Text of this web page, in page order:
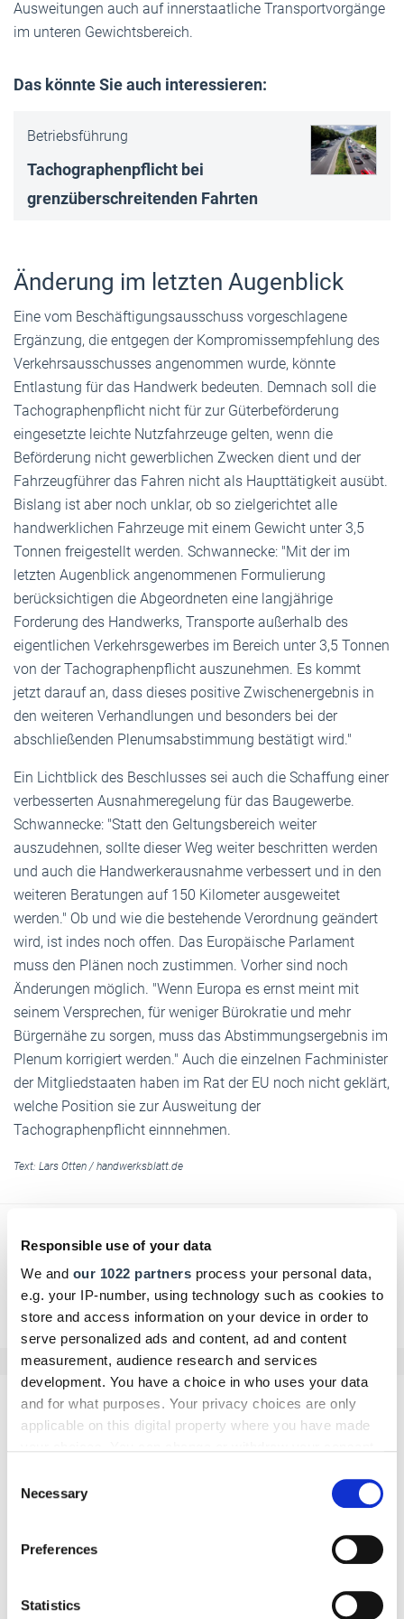
Responsible use of your data
We and our 1022 partners process your personal data,
e.g. your IP-number, using technology such as cookies to
store and access information on your device in order to
serve personalized ads and content, ad and content
measurement, audience research and services
development. You have a choice in who uses your data
and for what purposes. Your privacy choices are only
applicable on this digital property where you have made
the Privacy trigger icon.
Collect information about your geographical location
Identify your device by actively scanning it for
Selection
Necessary
Preferences
Statistics
Ausweitungen auch auf innerstaatliche Transportvorgänge
im unteren Gewichtsbereich.
Das könnte Sie auch interessieren:
Betriebsführung
Tachographenpflicht bei
grenzüberschreitenden Fahrten
Änderung im letzten Augenblick
Eine vom Beschäftigungsausschuss vorgeschlagene
Ergänzung, die entgegen der Kompromissempfehlung des
Verkehrsausschusses angenommen wurde, könnte
Entlastung für das Handwerk bedeuten. Demnach soll die
Tachographenpflicht nicht für zur Güterbeförderung
eingesetzte leichte Nutzfahrzeuge gelten, wenn die
Beförderung nicht gewerblichen Zwecken dient und der
Fahrzeugführer das Fahren nicht als Haupttätigkeit ausübt.
Bislang ist aber noch unklar, ob so zielgerichtet alle
handwerklichen Fahrzeuge mit einem Gewicht unter 3,5
Tonnen freigestellt werden. Schwannecke: "Mit der im
letzten Augenblick angenommenen Formulierung
berücksichtigen die Abgeordneten eine langjährige
Forderung des Handwerks, Transporte außerhalb des
eigentlichen Verkehrsgewerbes im Bereich unter 3,5 Tonnen
von der Tachographenpflicht auszunehmen. Es kommt
jetzt darauf an, dass dieses positive Zwischenergebnis in
den weiteren Verhandlungen und besonders bei der
abschließenden Plenumsabstimmung bestätigt wird."
Ein Lichtblick des Beschlusses sei auch die Schaffung einer
verbesserten Ausnahmeregelung für das Baugewerbe.
Schwannecke: "Statt den Geltungsbereich weiter
auszudehnen, sollte dieser Weg weiter beschritten werden
und auch die Handwerkerausnahme verbessert und in den
weiteren Beratungen auf 150 Kilometer ausgeweitet
werden." Ob und wie die bestehende Verordnung geändert
wird, ist indes noch offen. Das Europäische Parlament
muss den Plänen noch zustimmen. Vorher sind noch
Änderungen möglich. "Wenn Europa es ernst meint mit
seinem Versprechen, für weniger Bürokratie und mehr
Bürgernähe zu sorgen, muss das Abstimmungsergebnis im
Plenum korrigiert werden." Auch die einzelnen Fachminister
der Mitgliedstaaten haben im Rat der EU noch nicht geklärt,
welche Position sie zur Ausweitung der
Tachographenpflicht einnnehmen.
Text: Lars Otten / handwerksblatt.de
Zurück zur Übersicht
Kommentar schreiben
E-Mail